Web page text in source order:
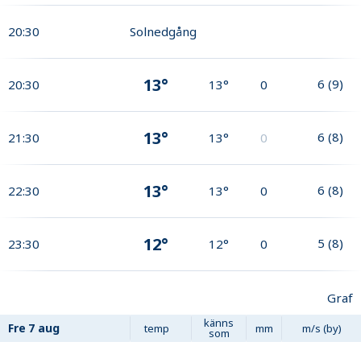
20:30 Solnedgång
20:30 13° 13° 0 6 (9)
21:30 13° 13° 0 6 (8)
22:30 13° 13° 0 6 (8)
23:30 12° 12° 0 5 (8)
Graf
Fre 7 aug temp känns
som mm m/s (by)